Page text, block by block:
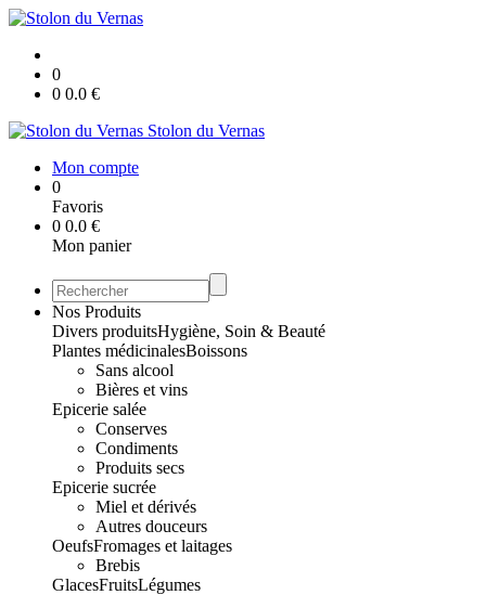
0
0 0.0 €
Stolon du Vernas
Mon compte
0
Favoris
0 0.0 €
Mon panier
Nos Produits
Divers produitsHygiène, Soin & Beauté
Plantes médicinalesBoissons
Sans alcool
Bières et vins
Epicerie salée
Conserves
Condiments
Produits secs
Epicerie sucrée
Miel et dérivés
Autres douceurs
OeufsFromages et laitages
Brebis
GlacesFruitsLégumes